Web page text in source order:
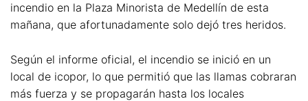
incendio en la Plaza Minorista de Medellín de esta
mañana, que afortunadamente solo dejó tres heridos.
Según el informe oficial, el incendio se inició en un
local de icopor, lo que permitió que las llamas cobraran
más fuerza y se propagarán hasta los locales